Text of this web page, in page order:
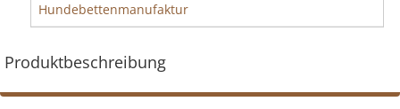
Hundebettenmanufaktur
Produktbeschreibung